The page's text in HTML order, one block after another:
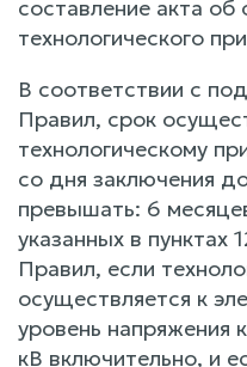
составление акта
технологического
В соответствии с
Правил, срок
технологическому
со дня заключения
превышать: 6
указанных в пунктах
Правил, если
осуществляется к
уровень напряжения
кВ включительно, и